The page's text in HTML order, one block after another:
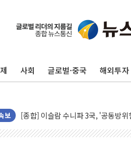
사회 글로벌·중국 해외투자
보
유럽증시, 美 고용 예상 밖 부진에
미 연준 매파 기세 꺾이나…고용 감
트럼프, 백신·자폐증 행정명령 검
美 항소법원, 백악관 무도회장 공사